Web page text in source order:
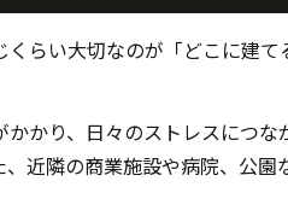
らい大切なのが「どこに建
かり、日々のストレスにつ
近隣の商業施設や病院、公